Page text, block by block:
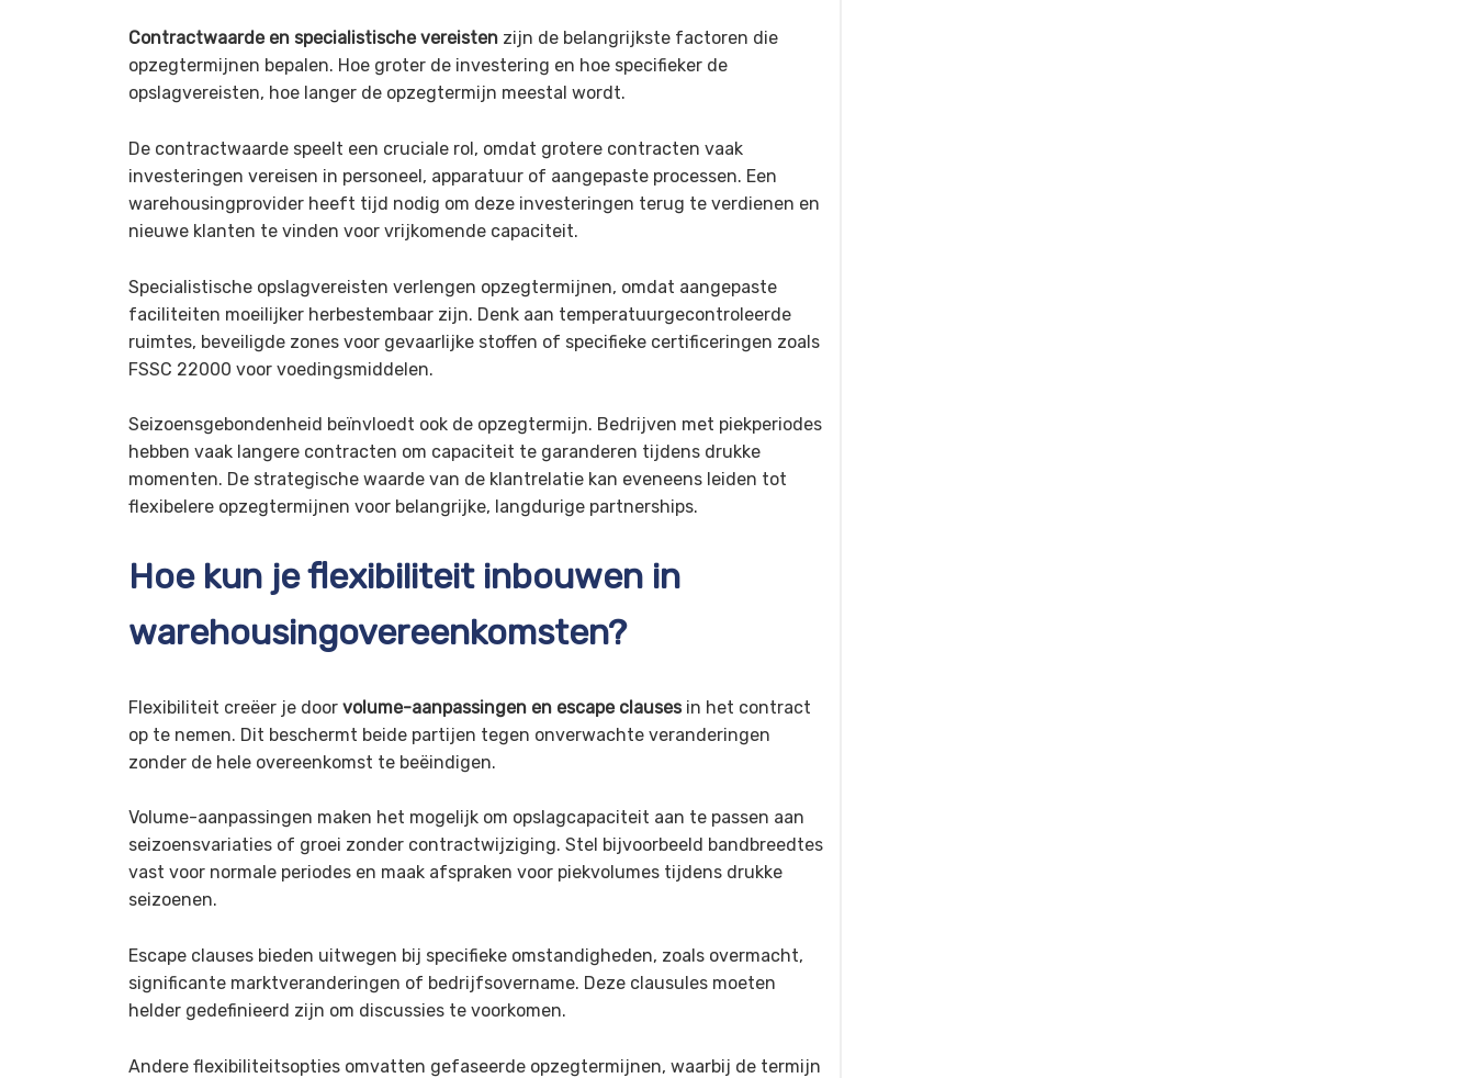
Contractwaarde en specialistische vereisten zijn de belangrijkste factoren die
opzegtermijnen bepalen. Hoe groter de investering en hoe specifieker de
opslagvereisten, hoe langer de opzegtermijn meestal wordt.
De contractwaarde speelt een cruciale rol, omdat grotere contracten vaak
investeringen vereisen in personeel, apparatuur of aangepaste processen. Een
warehousingprovider heeft tijd nodig om deze investeringen terug te verdienen en
nieuwe klanten te vinden voor vrijkomende capaciteit.
Specialistische opslagvereisten verlengen opzegtermijnen, omdat aangepaste
faciliteiten moeilijker herbestembaar zijn. Denk aan temperatuurgecontroleerde
ruimtes, beveiligde zones voor gevaarlijke stoffen of specifieke certificeringen zoals
FSSC 22000 voor voedingsmiddelen.
Seizoensgebondenheid beïnvloedt ook de opzegtermijn. Bedrijven met piekperiodes
hebben vaak langere contracten om capaciteit te garanderen tijdens drukke
momenten. De strategische waarde van de klantrelatie kan eveneens leiden tot
flexibelere opzegtermijnen voor belangrijke, langdurige partnerships.
Hoe kun je flexibiliteit inbouwen in
warehousingovereenkomsten?
Flexibiliteit creëer je door volume-aanpassingen en escape clausesin het contract
op te nemen. Dit beschermt beide partijen tegen onverwachte veranderingen
zonder de hele overeenkomst te beëindigen.
Volume-aanpassingen maken het mogelijk om opslagcapaciteit aan te passen aan
seizoensvariaties of groei zonder contractwijziging. Stel bijvoorbeeld bandbreedtes
vast voor normale periodes en maak afspraken voor piekvolumes tijdens drukke
seizoenen.
Escape clauses bieden uitwegen bij specifieke omstandigheden, zoals overmacht,
significante marktveranderingen of bedrijfsovername. Deze clausules moeten
helder gedefinieerd zijn om discussies te voorkomen.
Andere flexibiliteitsopties omvatten gefaseerde opzegtermijnen, waarbij de termijn